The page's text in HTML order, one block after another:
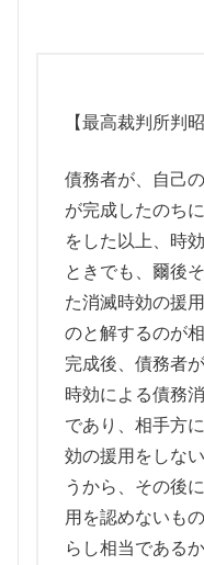
【最高裁判所判
債務者が、自己
が完成したのち
をした以上、時
ときでも、爾後
た消滅時効の援
のと解するのが
完成後、債務者
時効による債務
であり、相手方
効の援用をしな
うから、その後
用を認めないも
らし相当である